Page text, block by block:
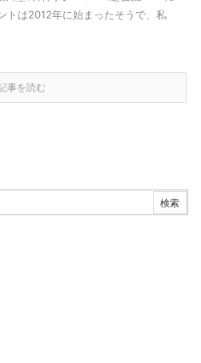
トは2012年に始まったそうで、私
事を読む